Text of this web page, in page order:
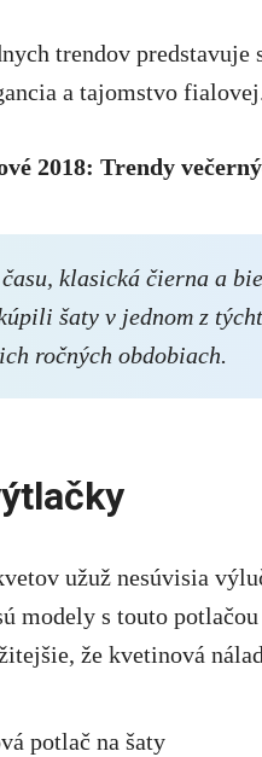
trendov predstavuje
a tajomstvo
2018: Trendy
klasická čierna a
šaty v jednom z
ročných obdobiach.
užuž nesúvisia
modely s touto
že kvetinová
potlač na šaty